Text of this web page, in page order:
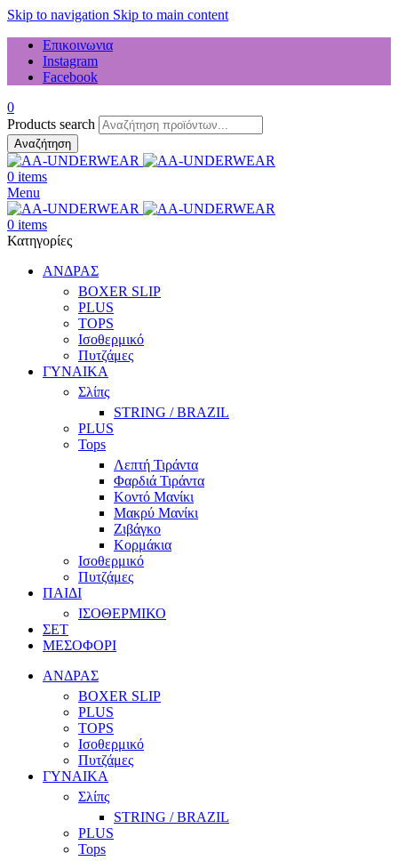
Skip to navigation Skip to main content
Επικοινωνια
Instagram
Facebook
0
Products search
Αναζήτηση
0 items
Menu
0 items
Κατηγορίες
ΑΝΔΡΑΣ
BOXER SLIP
PLUS
TOPS
Ισοθερμικό
Πυτζάμες
ΓΥΝΑΙΚΑ
Σλίπς
STRING / BRAZIL
PLUS
Tops
Λεπτή Τιράντα
Φαρδιά Τιράντα
Κοντό Μανίκι
Μακρύ Μανίκι
Ζιβάγκο
Κορμάκια
Ισοθερμικό
Πυτζάμες
ΠΑΙΔΙ
ΙΣΟΘΕΡΜΙΚΟ
ΣΕΤ
ΜΕΣΟΦΟΡΙ
ΑΝΔΡΑΣ
BOXER SLIP
PLUS
TOPS
Ισοθερμικό
Πυτζάμες
ΓΥΝΑΙΚΑ
Σλίπς
STRING / BRAZIL
PLUS
Tops